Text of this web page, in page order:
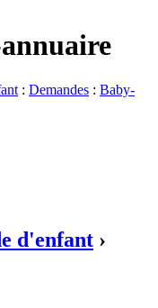
: Demandes : Baby-
d'enfant ›